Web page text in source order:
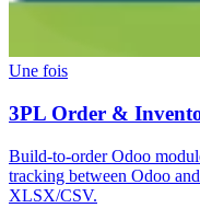
Une fois
3PL Order &
Build-to-order Odoo
tracking between Odoo
XLSX/CSV.